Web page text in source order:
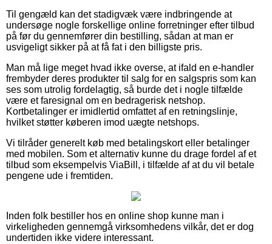
Til gengæld kan det stadigvæk være indbringende at
undersøge nogle forskellige online forretninger efter tilbud
på før du gennemfører din bestilling, sådan at man er
usvigeligt sikker på at få fat i den billigste pris.
Man må lige meget hvad ikke overse, at ifald en e-handler
frembyder deres produkter til salg for en salgspris som kan
ses som utrolig fordelagtig, så burde det i nogle tilfælde
være et faresignal om en bedragerisk netshop.
Kortbetalinger er imidlertid omfattet af en retningslinje,
hvilket støtter køberen imod uægte netshops.
Vi tilråder generelt køb med betalingskort eller betalinger
med mobilen. Som et alternativ kunne du drage fordel af et
tilbud som eksempelvis ViaBill, i tilfælde af at du vil betale
pengene ude i fremtiden.
Inden folk bestiller hos en online shop kunne man i
virkeligheden gennemgå virksomhedens vilkår, det er dog
undertiden ikke videre interessant.